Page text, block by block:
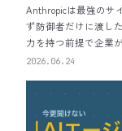
Anthropicは最強のサ
ず防御者だけに渡し
力を持つ前提で企業
2026.06.24